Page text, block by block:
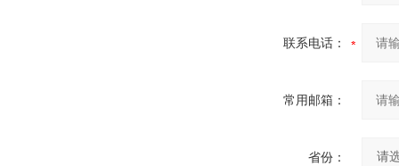
联系电话：
常用邮箱：
省份：